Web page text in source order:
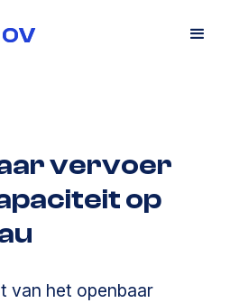
vervoer
op
van het openbaar